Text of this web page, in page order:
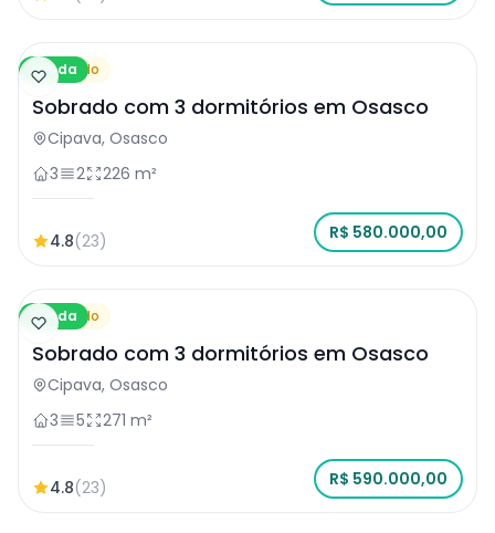
Venda
Sobrado
Sobrado com 3 dormitórios em Osasco
Cipava, Osasco
3
2 226 m²
4.8(23) R$ 580.000,00
Venda
Sobrado
Sobrado com 3 dormitórios em Osasco
Cipava, Osasco
3
5 271 m²
4.8(23) R$ 590.000,00